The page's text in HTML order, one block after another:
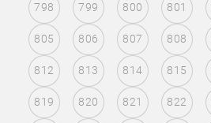
798 799 800 801
805 806 807 808
812 813 814 815
819 820 821 822